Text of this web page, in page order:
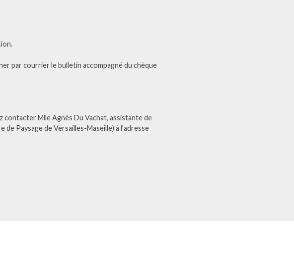
par courrier le bulletin accompagné du chèque
Mlle Agnès Du Vachat, assistante de
Paysage de Versailles-Maseille) à l’adresse